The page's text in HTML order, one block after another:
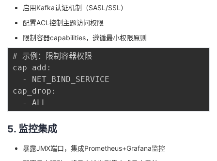
启用Kafka认证机制（SASL/SSL）
配置ACL控制主题访问权限
限制容器capabilities，遵循最小权限原则
# 示例：限制容器权限
cap_add:
  - NET_BIND_SERVICE
cap_drop:
5. 监控集成
暴露JMX端口，集成Prometheus+Grafana监控